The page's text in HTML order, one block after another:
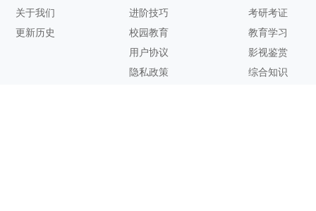
关于我们
更新历史
进阶技巧
校园教育
用户协议
隐私政策
考研考证
教育学习
影视鉴赏
综合知识